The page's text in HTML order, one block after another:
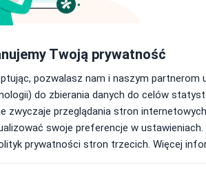
Adresy Opinie
Twoją prywatność
pozwalasz nam i naszym partnerom
do zbierania danych do celów
zwyczaje przeglądania stron
swoje preferencje w
prywatności stron trzecich. Więcej